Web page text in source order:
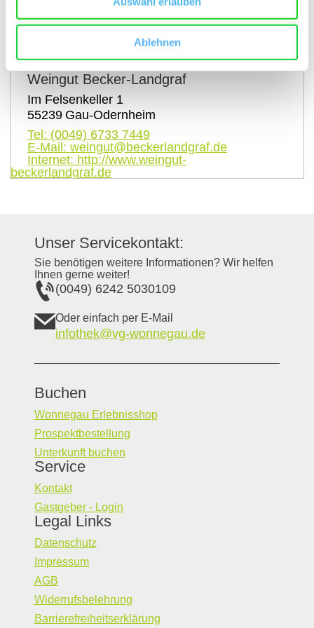
Ablehnen
auf Karte anzeigen
Kontaktinformationen:
Weingut Becker-Landgraf
Im Felsenkeller 1
55239 Gau-Odernheim
Tel: (0049) 6733 7449
E-Mail: weingut@beckerlandgraf.de
Internet: http://www.weingut-
beckerlandgraf.de
Unser Servicekontakt:
Sie benötigen weitere Informationen? Wir helfen
Ihnen gerne weiter!
(0049) 6242 5030109
Oder einfach per E-Mail
infothek@vg-wonnegau.de
Buchen
Wonnegau Erlebnisshop
Prospektbestellung
Unterkunft buchen
Service
Kontakt
Gastgeber - Login
Legal Links
Datenschutz
Impressum
AGB
Widerrufsbelehrung
Barrierefreiheitserklärung